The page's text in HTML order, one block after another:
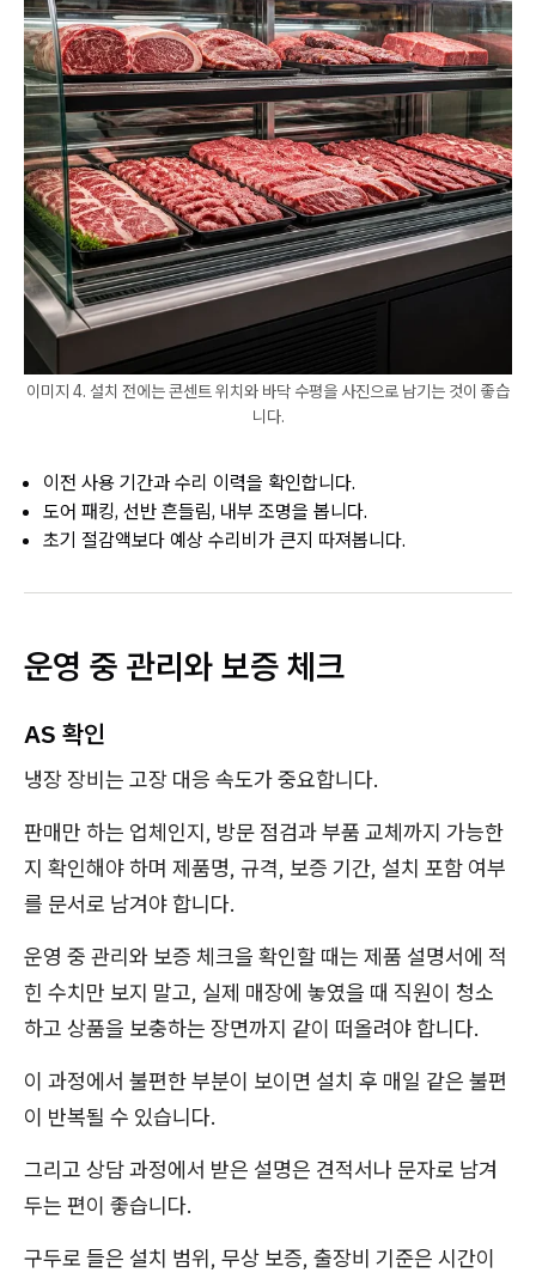
이미지 4. 설치 전에는 콘센트 위치와 바닥 수평을 사진으로 남기는 것이 좋습
니다.
이전 사용 기간과 수리 이력을 확인합니다.
도어 패킹, 선반 흔들림, 내부 조명을 봅니다.
초기 절감액보다 예상 수리비가 큰지 따져봅니다.
운영 중 관리와 보증 체크
AS 확인
냉장 장비는 고장 대응 속도가 중요합니다.
판매만 하는 업체인지, 방문 점검과 부품 교체까지 가능한
지 확인해야 하며 제품명, 규격, 보증 기간, 설치 포함 여부
를 문서로 남겨야 합니다.
운영 중 관리와 보증 체크을 확인할 때는 제품 설명서에 적
힌 수치만 보지 말고, 실제 매장에 놓였을 때 직원이 청소
하고 상품을 보충하는 장면까지 같이 떠올려야 합니다.
이 과정에서 불편한 부분이 보이면 설치 후 매일 같은 불편
이 반복될 수 있습니다.
그리고 상담 과정에서 받은 설명은 견적서나 문자로 남겨
두는 편이 좋습니다.
구두로 들은 설치 범위, 무상 보증, 출장비 기준은 시간이